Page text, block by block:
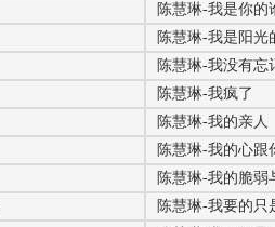
陈慧琳-我是你的
陈慧琳-我是阳光
陈慧琳-我没有忘
陈慧琳-我疯了
陈慧琳-我的亲人
陈慧琳-我的心跟
陈慧琳-我的脆弱
陈慧琳-我要的只